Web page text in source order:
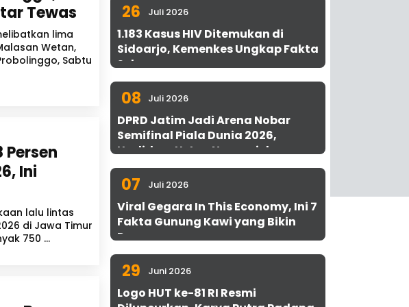
Tewas
lima
Wetan,
Sabtu
Ini
lalu lintas
di Jawa Timur
750 ...
26 Juli 2026
1.183 Kasus HIV Ditemukan di
Sidoarjo, Kemenkes Ungkap Fakta
Sebenarnya
08 Juli 2026
DPRD Jatim Jadi Arena Nobar
Semifinal Piala Dunia 2026,
Hadirkan Uston Nawawi dan
UMKM Gratis untuk 1.000 Warga
07 Juli 2026
Viral Gegara In This Economy, Ini 7
Fakta Gunung Kawi yang Bikin
Penasaran
29 Juni 2026
Logo HUT ke-81 RI Resmi